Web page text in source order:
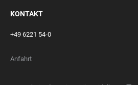
KONTAKT
+49 6221 54-0
Anfahrt